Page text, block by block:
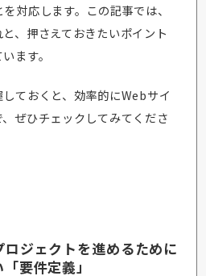
対応します。この記事では、
、押さえておきたいポイント
ます。
ておくと、効率的にWebサイ
ぜひチェックしてみてくださ
ロジェクトを進めるために
要件定義」